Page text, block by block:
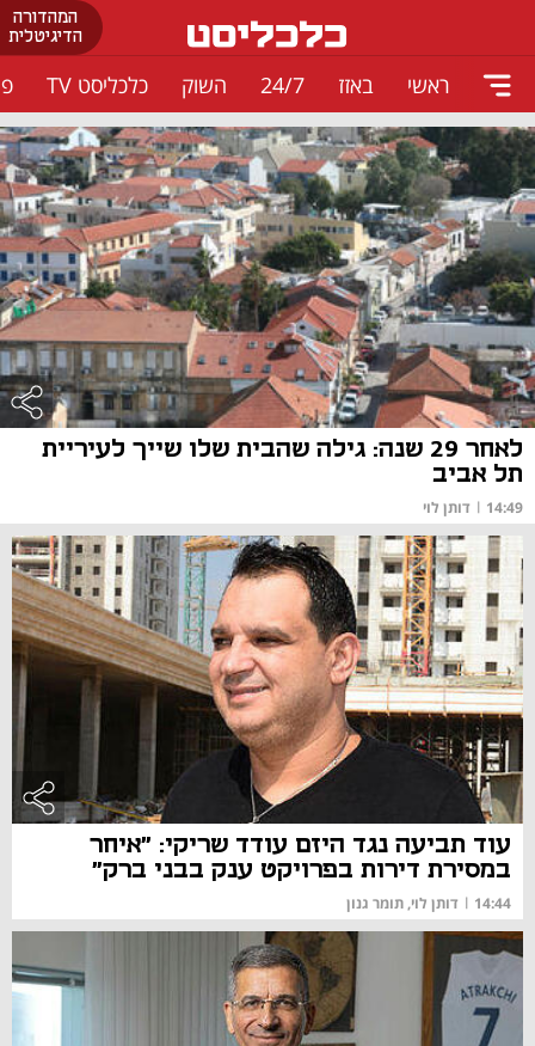
המהדורה
הדיגיטלית
ראשי באזז 24/7 השוק כלכליסט TV
לאחר 29 שנה: גילה שהבית שלו שייך לעיריית
תל אביב
14:49
| דותן לוי
עוד תביעה נגד היזם עודד שריקי: "איחר
במסירת דירות בפרויקט ענק בבני ברק"
14:44
| דותן לוי, תומר גנון